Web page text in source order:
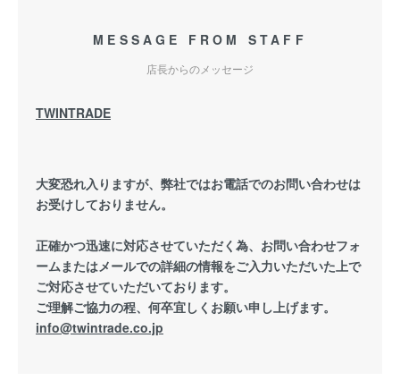
MESSAGE FROM STAFF
店長からのメッセージ
TWINTRADE
大変恐れ入りますが、弊社ではお電話でのお問い合わせは
お受けしておりません。
正確かつ迅速に対応させていただく為、お問い合わせフォ
ームまたはメールでの詳細の情報をご入力いただいた上で
ご対応させていただいております。
ご理解ご協力の程、何卒宜しくお願い申し上げます。
info@twintrade.co.jp